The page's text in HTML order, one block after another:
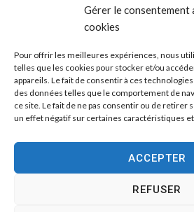
Gérer le consentement
cookies
Pour offrir les meilleures expériences, nous
telles que les cookies pour stocker et/ou
appareils. Le fait de consentir à ces
des données telles que le comportement de
ce site. Le fait de ne pas consentir ou de retirer
un effet négatif sur certaines caractéristiques
ACCEPTER
REFUSER